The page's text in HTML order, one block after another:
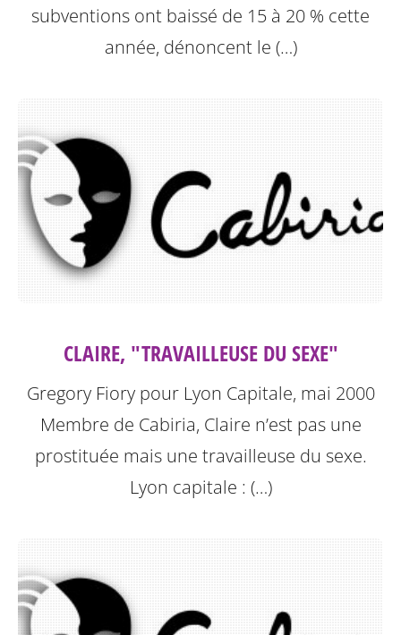
subventions ont baissé de 15 à 20 % cette
année, dénoncent le (…)
CLAIRE, "TRAVAILLEUSE DU SEXE"
Gregory Fiory pour Lyon Capitale, mai 2000
Membre de Cabiria, Claire n’est pas une
prostituée mais une travailleuse du sexe.
Lyon capitale : (…)